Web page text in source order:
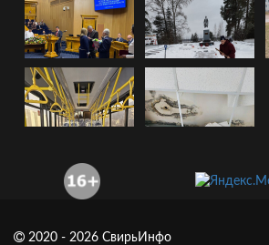
2020 - 2026 СвирьИнфо